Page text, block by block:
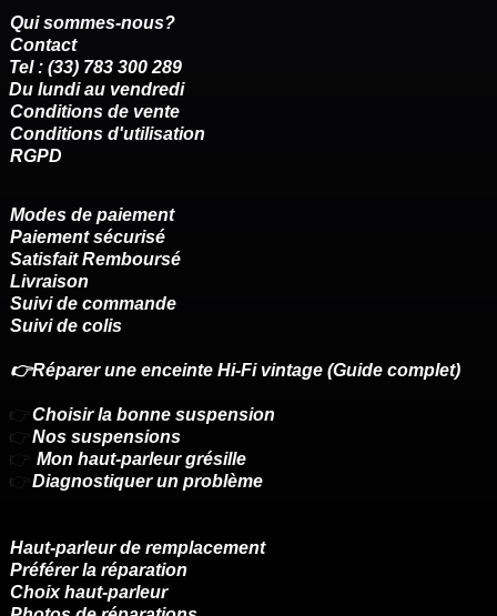
Qui sommes-nous?
Contact
Tel : (33) 783 300 289
Du lundi au vendredi
Conditions de vente
Conditions d'utilisation
RGPD
Modes de paiement
Paiement sécurisé
Satisfait Remboursé
Livraison
Suivi de commande
Suivi de colis
👉Réparer une enceinte Hi-Fi vintage (Guide complet)
👉 Choisir la bonne suspension
👉 Nos suspensions
👉 Mon haut-parleur grésille
👉 Diagnostiquer un problème
Haut-parleur de remplacement
Préférer la réparation
Choix haut-parleur